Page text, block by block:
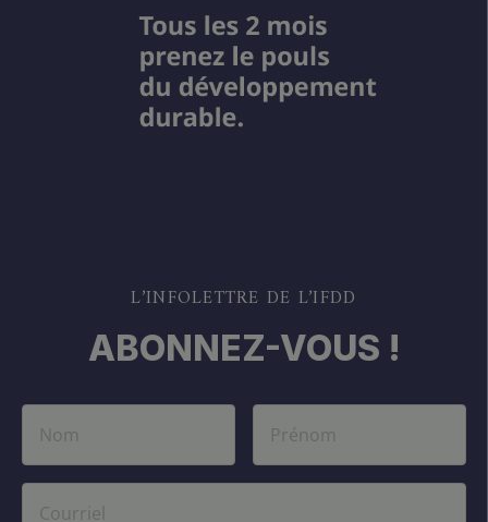
L’INFOLETTRE DE L’IFDD
ABONNEZ-VOUS !